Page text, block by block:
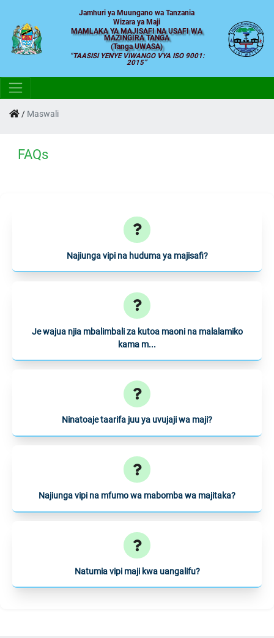
Jamhuri ya Muungano wa Tanzania
Wizara ya Maji
MAMLAKA YA MAJISAFI NA USAFI WA
MAZINGIRA TANGA
(Tanga UWASA)
TAASISI YENYE VIWANGO VYA ISO 9001:
2015
/ Maswali
FAQs
Najiunga vipi na huduma ya majisafi?
Je wajua njia mbalimbali za kutoa maoni na malalamiko
kama m...
Ninatoaje taarifa juu ya uvujaji wa maji?
Najiunga vipi na mfumo wa mabomba wa majitaka?
Natumia vipi maji kwa uangalifu?